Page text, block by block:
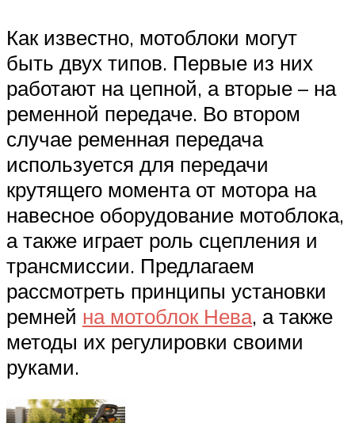
Как известно, мотоблоки могут
быть двух типов. Первые из них
работают на цепной, а вторые – на
ременной передаче. Во втором
случае ременная передача
используется для передачи
крутящего момента от мотора на
навесное оборудование мотоблока,
а также играет роль сцепления и
трансмиссии. Предлагаем
рассмотреть принципы установки
ремней на мотоблок Нева, а также
методы их регулировки своими
руками.